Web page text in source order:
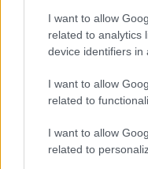
I want to allow
related to analytics
device identifiers in
I want to allow
related to
I want to allow
related to
dajatvah občutna